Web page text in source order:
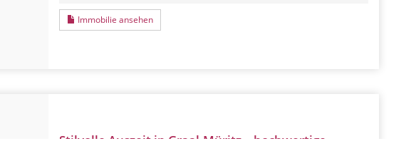
Immobilie ansehen
Stilvolle Auszeit in Graal-Müritz – hochwertige